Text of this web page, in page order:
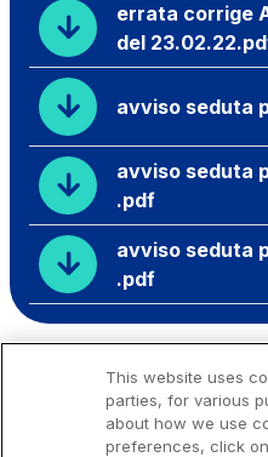
errata corrige
del
avviso seduta
avviso seduta
.pdf
avviso seduta
.pdf
This website uses
parties, for various
about how we use
preferences, click